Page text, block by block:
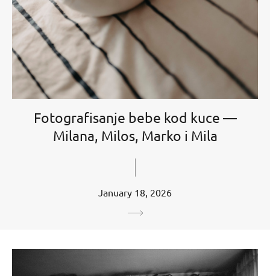
Fotografisanje bebe kod kuce —
Milana, Milos, Marko i Mila
January 18, 2026